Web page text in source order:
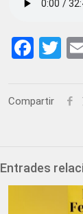
Compartir
Entrades